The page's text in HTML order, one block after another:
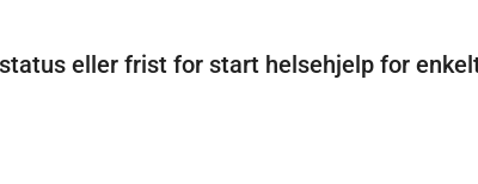
eller frist for start helsehjelp for